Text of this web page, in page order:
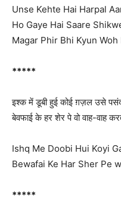
Unse Kehte Hai Harpal
Ho Gaye Hai Saare
Magar Phir Bhi Kyun Woh
*****
इश्क में डूबी हुई कोई ग़ज़ल उसे
बेवफाई के हर शेर पे वो वाह-वाह
Ishq Me Doobi Hui Koyi
Bewafai Ke Har Sher Pe
*****